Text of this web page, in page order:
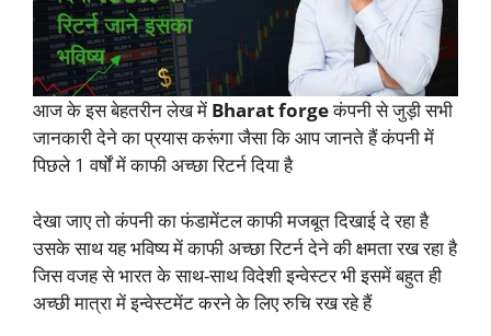
आज के इस बेहतरीन लेख में Bharat forgeकंपनी से जुड़ी सभी
जानकारी देने का प्रयास करूंगा जैसा कि आप जानते हैं कंपनी में
पिछले 1 वर्षों में काफी अच्छा रिटर्न दिया है
देखा जाए तो कंपनी का फंडामेंटल काफी मजबूत दिखाई दे रहा है
उसके साथ यह भविष्य में काफी अच्छा रिटर्न देने की क्षमता रख रहा है
जिस वजह से भारत के साथ-साथ विदेशी इन्वेस्टर भी इसमें बहुत ही
अच्छी मात्रा में इन्वेस्टमेंट करने के लिए रुचि रख रहे हैं